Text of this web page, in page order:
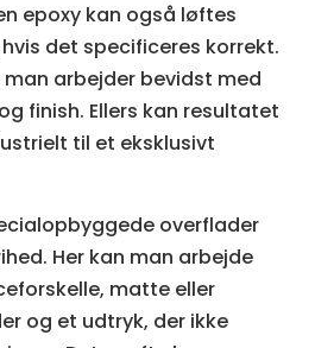
epoxy kan også løftes
det specificeres korrekt.
arbejder bevidst med
finish. Ellers kan resultatet
til et eksklusivt
overflader
Her kan man arbejde
matte eller
og et udtryk, der ikke